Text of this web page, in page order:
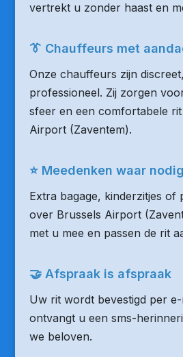
vertrekt u zonder haast en
👔 Chauffeurs met
Onze chauffeurs zijn
professioneel. Zij zorgen
sfeer en een comfortabele
Airport (Zaventem).
⭐ Meedenken waar nodig
Extra bagage, kinderzitjes of
over Brussels Airport
met u mee en passen de rit
🤝 Afspraak is afspraak
Uw rit wordt bevestigd per
ontvangt u een sms-
we beloven.